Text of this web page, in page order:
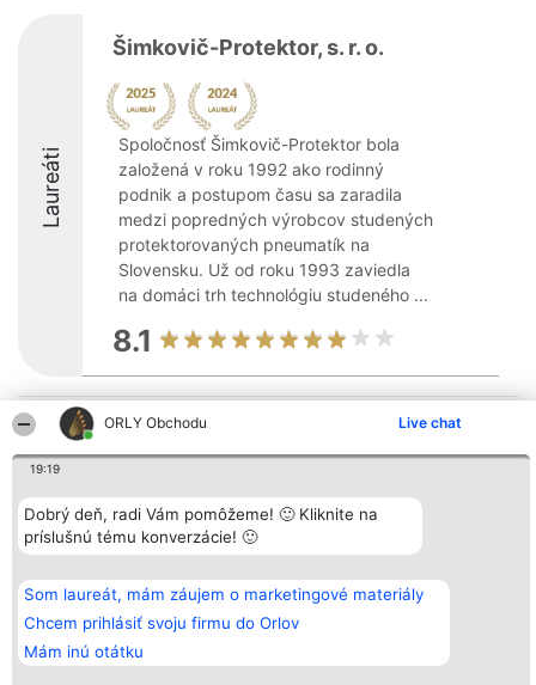
ORLY Obchodu Live chat
19:19
Dobrý deň, radi Vám pomôžeme! 🙂 Kliknite na
príslušnú tému konverzácie! 🙂
Som laureát, mám záujem o marketingové materiály
Chcem prihlásiť svoju firmu do Orlov
Mám inú otátku
Laureáti
Šimkovič-Protektor, s. r. o.
Spoločnosť Šimkovič-Protektor bola
založená v roku 1992 ako rodinný
podnik a postupom času sa zaradila
medzi popredných výrobcov studených
protektorovaných pneumatík na
Slovensku. Už od roku 1993 zaviedla
na domáci trh technológiu studeného ...
8.1
Organizátor hodnotenia
Bright Side Solutions sp. z o.
o. sp. k.
ul. Ruska 22
Wrocław 50-079
KRS 0000749100 | Regon
381313360 | NIP 8943132676
+48 508 492 400
Lista
Laureatów
Podmienky
Obchodné
podmienky
ochrany
osobných
údajov
Kontakt